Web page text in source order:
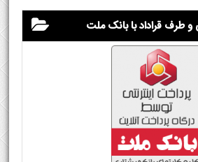
و طرف قراداد با بانک ملت